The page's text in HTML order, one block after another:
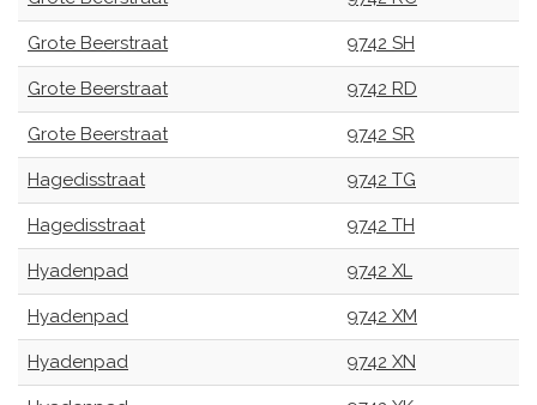
Grote Beerstraat 9742 SH
Grote Beerstraat 9742 RD
Grote Beerstraat 9742 SR
Hagedisstraat 9742 TG
Hagedisstraat 9742 TH
Hyadenpad 9742 XL
Hyadenpad 9742 XM
Hyadenpad 9742 XN